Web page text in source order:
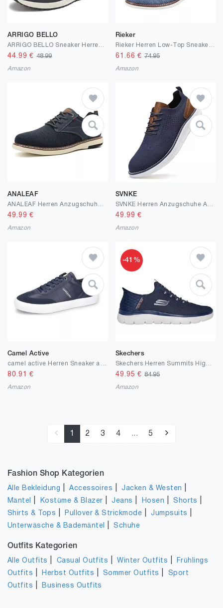
ARRIGO BELLO
44.99 €48.99
Amazon
Rieker
61.66 € 74.95
Amazon
ANALEAF
49.99 €
Amazon
SVNKE
SVNKE Herren Anzugschuhe Atmungsaktiv Gestrickter Stoff Schnürschuhe Formale Moderne Klassische Freizeit Schuhe Oxfords Hochzeit Schuhe
49.99 €
Amazon
Camel Active
80.91 €
Amazon
-41%
Skechers
49.95 € 84.95
Amazon
1 2 3 4 ... 5
Fashion Shop Kategorien
Alle Bekleidung |Accessoires |Jacken & Westen
Mäntel Kostüme & Blazer |Jeans Hosen |Shorts
Shirts & Tops Pullover & Strickmode |Jumpsuits
Unterwäsche & Bademäntel |Schuhe
Outfits Kategorien
Alle Outfits Casual Outfits |Winter Outfits
Frühlings
Outfits
Herbst Outfits Sommer Outfits
Sport
Outfits
Business Outfits